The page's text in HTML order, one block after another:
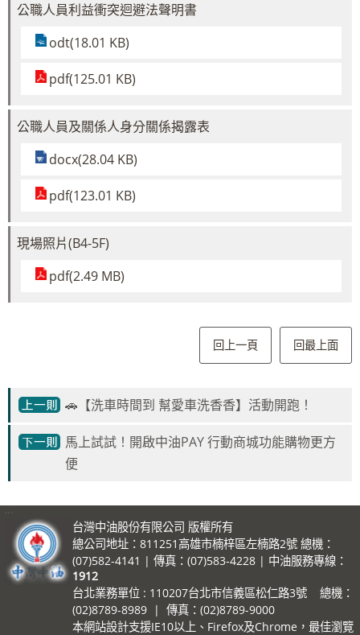
公職人員利益衝突迴避法聲明書
odt(18.01 KB)
pdf(125.01 KB)
公職人員及關係人身分關係揭露表
docx(28.04 KB)
pdf(123.01 KB)
現場照片(B4-5F)
pdf(2.49 MB)
回上一頁 回最上面
🚗【洗車時間到 幫愛車洗香香】活動開跑！
馬上試試！開啟中油PAY 行動商城功能購物更方
便
台灣中油股份有限公司 版權所有
總公司地址：811251高雄市楠梓區左楠路2號 總機：
(07)582-4141 | 傳真：(07)583-4228 | 中油服務專線：
1912
台北業務單位 : 110207台北市信義區松仁路3號 總機：
(02)8789-8989 | 傳真：(02)8789-9000
本網站設計支援IE10以上、Firefox及Chrome，最佳瀏覽